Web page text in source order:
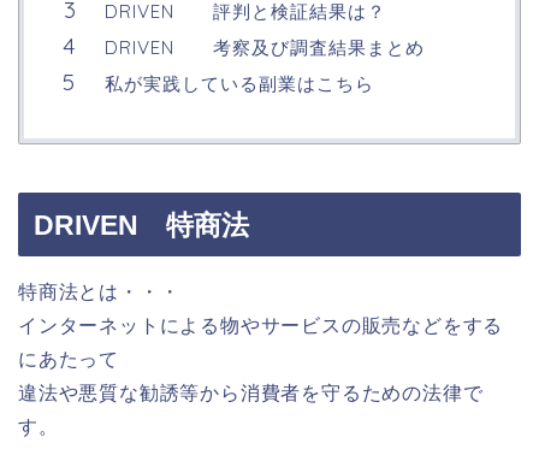
DRIVEN 評判と検証結果は？
DRIVEN 考察及び調査結果まとめ
私が実践している副業はこちら
DRIVEN 特商法
特商法とは・・・
インターネットによる物やサービスの販売などをする
にあたって
違法や悪質な勧誘等から消費者を守るための法律で
す。